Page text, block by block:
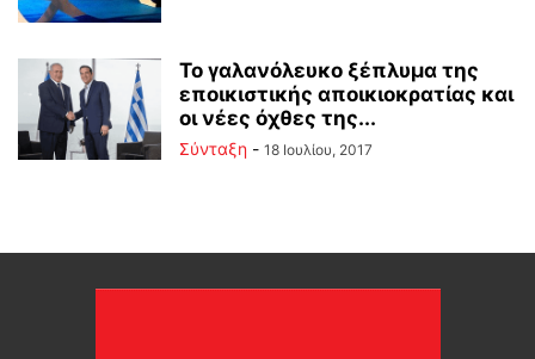
To γαλανόλευκο ξέπλυμα της
εποικιστικής αποικιοκρατίας και
οι νέες όχθες της...
Σύνταξη - 18 Ιουλίου, 2017